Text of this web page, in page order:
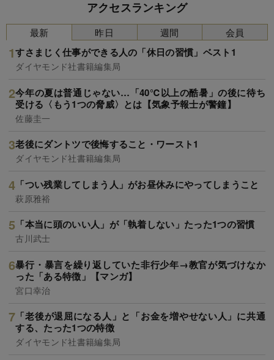
アクセスランキング
最新
すさまじく仕事ができる人の「休日の習慣」ベスト1
ダイヤモンド社書籍編集局
今年の夏は普通じゃない…「40℃以上の酷暑」の後に待ち
受ける〈もう1つの脅威〉とは【気象予報士が警鐘】
佐藤圭一
老後にダントツで後悔すること・ワースト1
ダイヤモンド社書籍編集局
「つい残業してしまう人」がお昼休みにやってしまうこと
萩原雅裕
「本当に頭のいい人」が「執着しない」たった1つの習慣
古川武士
暴行・暴言を繰り返していた非行少年→教官が気づけなか
った「ある特徴」【マンガ】
宮口幸治
「老後が退屈になる人」と「お金を増やせない人」に共通
する、たった1つの特徴
ダイヤモンド社書籍編集局
昨日 週間 会員